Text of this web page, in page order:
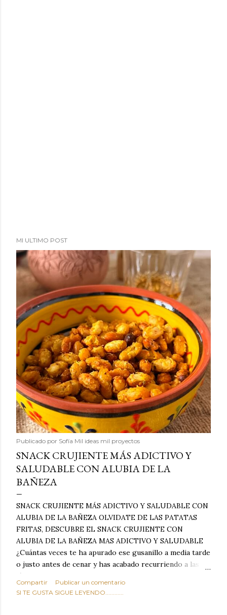
MI ULTIMO POST
Publicado por Sofía Mil ideas mil proyectos
SNACK CRUJIENTE MÁS ADICTIVO Y
SALUDABLE CON ALUBIA DE LA
BAÑEZA
SNACK CRUJIENTE MÁS ADICTIVO Y SALUDABLE CON
ALUBIA DE LA BAÑEZA OLVIDATE DE LAS PATATAS
FRITAS, DESCUBRE EL SNACK CRUJIENTE CON
ALUBIA DE LA BAÑEZA MAS ADICTIVO Y SALUDABLE
¿Cuántas veces te ha apurado ese gusanillo a media tarde
o justo antes de cenar y has acabado recurriendo a las
típicas patatas de bolsa, frutos secos fritos o snacks
ultraprocesados llenos de grasas saturadas y sodio?
Compartir
Publicar un comentario
SI TE GUSTA SIGUE LEYENDO............